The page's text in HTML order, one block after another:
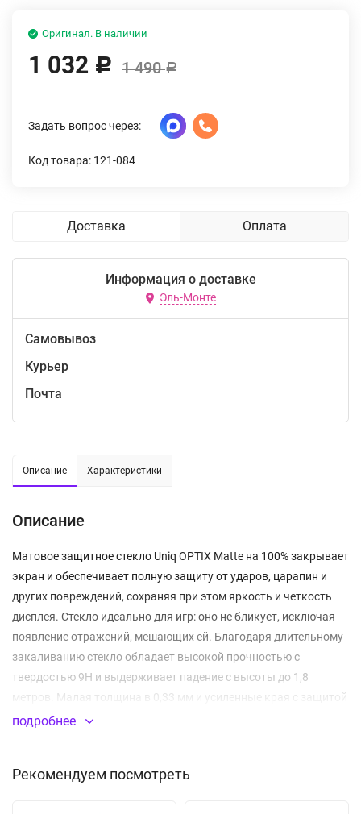
Оригинал. В наличии
1 032 Р 1 490Р
Задать вопрос через:
Код товара: 121-084
Доставка Оплата
Информация о доставке
Эль-Монте
Самовывоз
Курьер
Почта
Описание Характеристики
Описание
Матовое защитное стекло Uniq OPTIX Matte на 100% закрывает
экран и обеспечивает полную защиту от ударов, царапин и
других повреждений, сохраняя при этом яркость и четкость
дисплея. Стекло идеально для игр: оно не бликует, исключая
появление отражений, мешающих ей. Благодаря длительному
закаливанию стекло обладает высокой прочностью с
твердостью 9H и выдерживает падение с высоты до 1,8
метров. Малая толщина в 0,33 мм и усиленные края с защитой
от сколов технологии 2.85D гарантируют максимальную
Антистатическая технология DustRepel предотвращает
подробнее
Рекомендуем посмотреть